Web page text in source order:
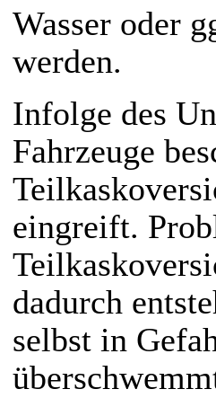
Wasser oder
werden.
Infolge des
Fahrzeuge
eingreift.
dadurch
selbst in